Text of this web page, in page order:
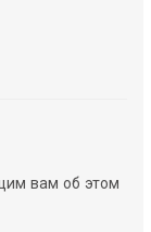
вам об этом